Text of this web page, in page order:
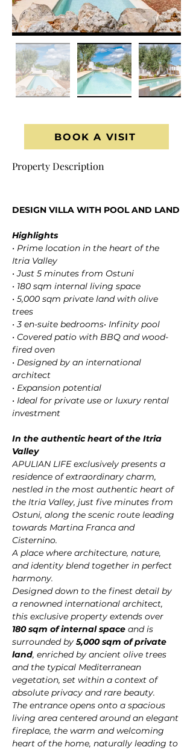
BOOK A VISIT
Property Description
DESIGN VILLA WITH POOL AND LAND
Highlights
• Prime location in the heart of the
Itria Valley
• Just 5 minutes from Ostuni
• 180 sqm internal living space
• 5,000 sqm private land with olive
trees
• 3 en-suite bedrooms• Infinity pool
• Covered patio with BBQ and wood-
fired oven
• Designed by an international
architect
• Expansion potential
• Ideal for private use or luxury rental
investment
In the authentic heart of the Itria
Valley
APULIAN LIFE exclusively presents a
residence of extraordinary charm,
nestled in the most authentic heart of
the Itria Valley, just five minutes from
Ostuni, along the scenic route leading
towards Martina Franca and
Cisternino.
A place where architecture, nature,
and identity blend together in perfect
harmony.
Designed down to the finest detail by
a renowned international architect,
this exclusive property extends over
180 sqm of internal space and is
surrounded by 5,000 sqm of private
land, enriched by ancient olive trees
and the typical Mediterranean
vegetation, set within a context of
absolute privacy and rare beauty.
The entrance opens onto a spacious
living area centered around an elegant
fireplace, the warm and welcoming
heart of the home, naturally leading to